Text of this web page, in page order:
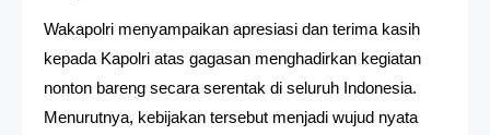
Wakapolri menyampaikan apresiasi dan terima kasih
kepada Kapolri atas gagasan menghadirkan kegiatan
nonton bareng secara serentak di seluruh Indonesia.
Menurutnya, kebijakan tersebut menjadi wujud nyata